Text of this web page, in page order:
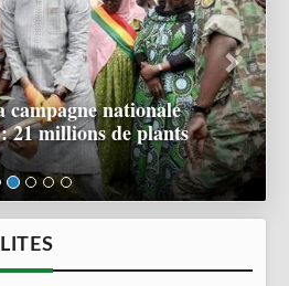
campagne nationale
21 millions de plants